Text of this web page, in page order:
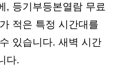
, 등기부등본열람 무료
적은 특정 시간대를
있습니다. 새벽 시간
다.